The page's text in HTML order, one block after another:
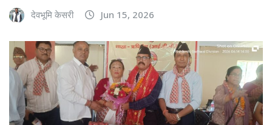
देवभूमि केसरी Jun 15, 2026